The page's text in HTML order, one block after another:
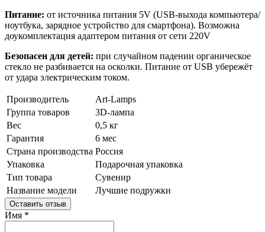
Питание: от источника питания 5V (USB-выхода компьютера/
ноутбука, зарядное устройство для смартфона). Возможна
доукомплектация адаптером питания от сети 220V
Безопасен для детей: при случайном падении органическое
стекло не разбивается на осколки. Питание от USB убережёт
от удара электрическим током.
Производитель
Art-Lamps
Группа товаров
3D-лампа
Вес
0,5 кг
Гарантия
6 мес
Страна производства Россия
Упаковка
Подарочная упаковка
Тип товара
Сувенир
Название модели
Лучшие подружки
Оставить отзыв
Имя *